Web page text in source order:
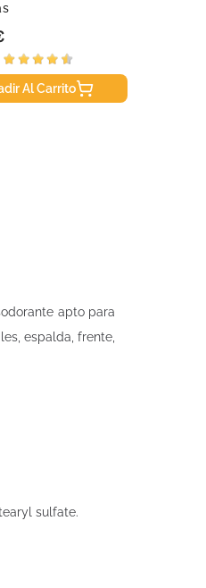
Al Carrito
apto para
espalda, frente,
sulfate.